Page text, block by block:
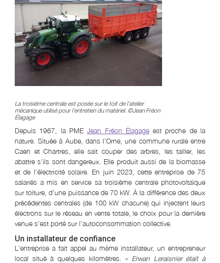
La troisième centrale est posée sur le toit de l’atelier
mécanique utilisé pour l’entretien du matériel. ©Jean Fréon
Élagage
Depuis 1967, la PMEJean Fréon Élagageest proche de la
nature. Située à Aube, dans l’Orne, une commune rurale entre
Caen et Chartres, elle sait couper des arbres, les tailler, les
abattre s’ils sont dangereux. Elle produit aussi de la biomasse
et de l’électricité solaire. En juin 2023, cette entreprise de 75
salariés a mis en service sa troisième centrale photovoltaïque
sur toiture, d’une puissance de 70 kW. À la différence des deux
précédentes centrales (de 100 kW chacune) qui injectent leurs
électrons sur le réseau en vente totale, le choix pour la dernière
venue s’est porté sur l’autoconsommation collective.
Un installateur de confiance
L’entreprise a fait appel au même installateur, un entrepreneur
local situé à quelques kilomètres. « Erwan Leraisnier était à